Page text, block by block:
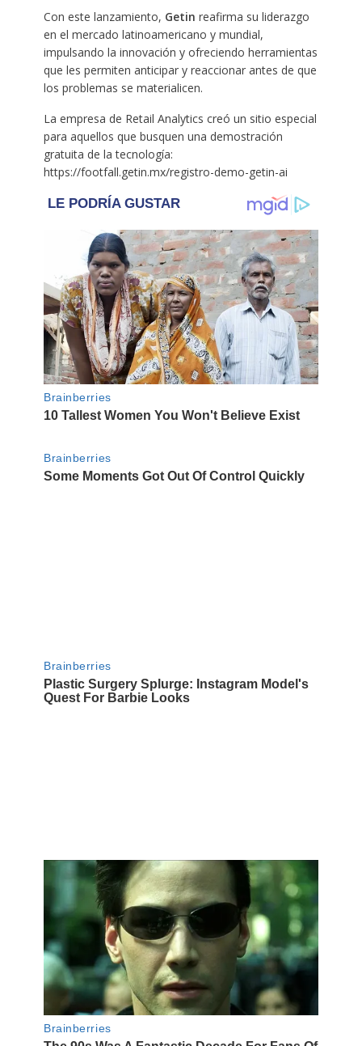
Con este lanzamiento, Getin reafirma su liderazgo
en el mercado latinoamericano y mundial,
impulsando la innovación y ofreciendo herramientas
que les permiten anticipar y reaccionar antes de que
los problemas se materialicen.
La empresa de Retail Analytics creó un sitio especial
para aquellos que busquen una demostración
gratuita de la tecnología:
https://footfall.getin.mx/registro-demo-getin-ai